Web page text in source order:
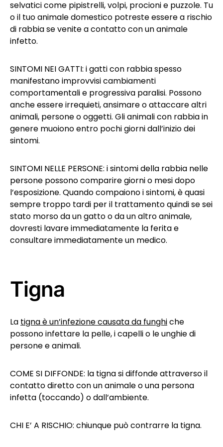
selvatici come pipistrelli, volpi, procioni e puzzole. Tu
o il tuo animale domestico potreste essere a rischio
di rabbia se venite a contatto con un animale
infetto.
SINTOMI NEI GATTI: i gatti con rabbia spesso
manifestano improvvisi cambiamenti
comportamentali e progressiva paralisi. Possono
anche essere irrequieti, ansimare o attaccare altri
animali, persone o oggetti. Gli animali con rabbia in
genere muoiono entro pochi giorni dall’inizio dei
sintomi.
SINTOMI NELLE PERSONE: i sintomi della rabbia nelle
persone possono comparire giorni o mesi dopo
l’esposizione. Quando compaiono i sintomi, è quasi
sempre troppo tardi per il trattamento quindi se sei
stato morso da un gatto o da un altro animale,
dovresti lavare immediatamente la ferita e
consultare immediatamente un medico.
Tigna
La tigna è un’infezione causata da funghiche
possono infettare la pelle, i capelli o le unghie di
persone e animali.
COME SI DIFFONDE: la tigna si diffonde attraverso il
contatto diretto con un animale o una persona
infetta (toccando) o dall’ambiente.
CHI E’ A RISCHIO: chiunque può contrarre la tigna.